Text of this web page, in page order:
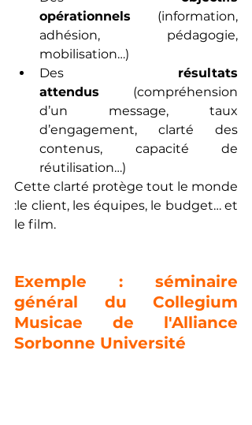
opérationnels (information,
adhésion, pédagogie,
mobilisation…)
Des résultats
attendus (compréhension
d’un message, taux
d’engagement, clarté des
contenus, capacité de
réutilisation…)
Cette clarté protège tout le monde
:le client, les équipes, le budget… et
le film.
Exemple : séminaire
général du Collegium
Musicae de l'Alliance
Sorbonne Université